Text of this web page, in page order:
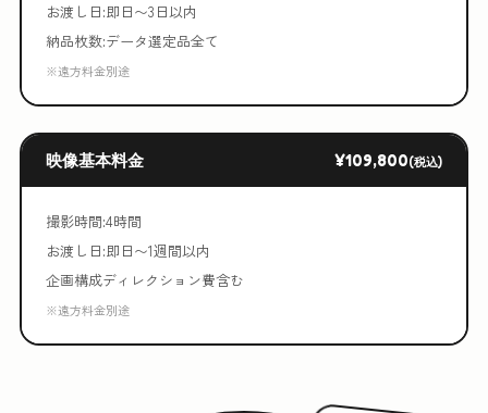
お渡し日:即日〜3日以内
納品枚数:データ選定品全て
※遠方料金別途
映像基本料金 ¥109,800(税込)
撮影時間:4時間
お渡し日:即日〜1週間以内
企画構成ディレクション費含む
※遠方料金別途